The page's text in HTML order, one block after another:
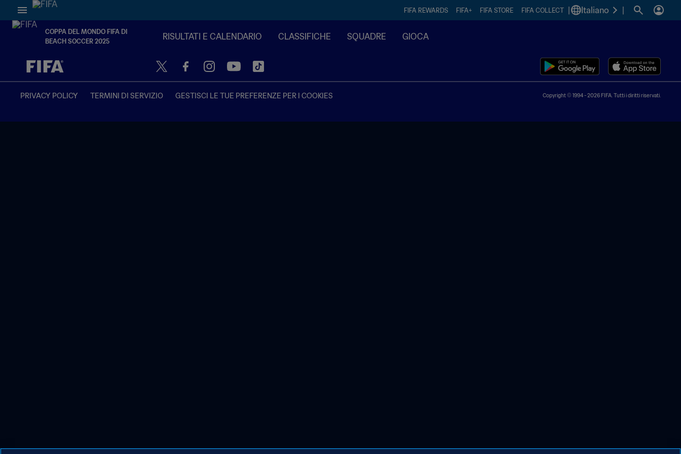
FIFA REWARDS FIFA+ FIFA STORE FIFA COLLECT Italiano
COPPA DEL MONDO FIFA DI
BEACH SOCCER 2025
RISULTATI E CALENDARIO CLASSIFICHE SQUADRE GIOCA
TBD contro TBD
PRIVACY POLICY TERMINI DI SERVIZIO GESTISCI LE TUE PREFERENZE PER I COOKIES Copyright © 1994 - 2026 FIFA. Tutti i diritti riservati.